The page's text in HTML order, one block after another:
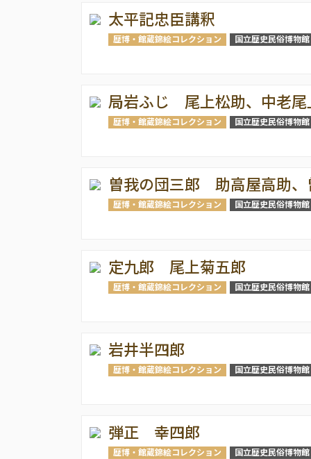
太平記忠臣講釈
歴博・館蔵錦絵コレクション 国立歴史民俗博物館
局岩ふじ 尾上松助、中老
歴博・館蔵錦絵コレクション 国立歴史民俗博物館
曽我の団三郎 助高屋高助
歴博・館蔵錦絵コレクション 国立歴史民俗博物館
定九郎 尾上菊五郎
歴博・館蔵錦絵コレクション 国立歴史民俗博物館
岩井半四郎
歴博・館蔵錦絵コレクション 国立歴史民俗博物館
弾正 幸四郎
歴博・館蔵錦絵コレクション 国立歴史民俗博物館